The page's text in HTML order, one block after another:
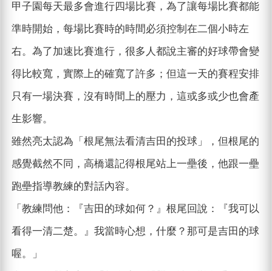
甲子園每天最多會進行四場比賽，為了讓每場比賽都能
準時開始，每場比賽時的時間必須控制在二個小時左
右。為了加速比賽進行，很多人都說主審的好球帶會變
得比較寬，實際上的確寬了許多；但這一天的賽程安排
只有一場決賽，沒有時間上的壓力，這或多或少也會產
生影響。
雖然亮太認為「根尾無法看清吉田的投球」，但根尾的
感覺截然不同，高橋還記得根尾站上一壘後，他跟一壘
跑壘指導教練的對話內容。
「教練問他：『吉田的球如何？』根尾回說：『我可以
看得一清二楚。』我當時心想，什麼？那可是吉田的球
喔。」